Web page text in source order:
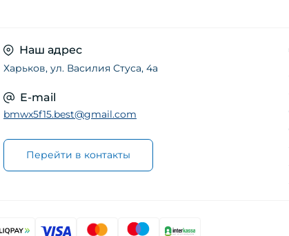
Наш адрес
Харьков, ул. Василия Стуса, 4а
E-mail
bmwx5f15.best@gmail.com
Перейти в контакты